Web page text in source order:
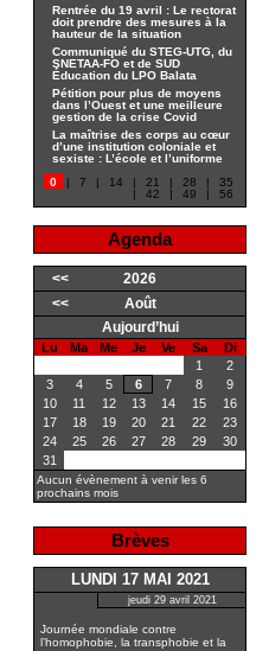
Rentrée du 19 avril : Le rectorat
doit prendre des mesures à la
hauteur de la situation
Communiqué du STEG-UTG, du
SNETAA-FO et de SUD
Éducation du LPO Balata
Pétition pour plus de moyens
dans l’Ouest et une meilleure
gestion de la crise Covid
La maîtrise des corps au cœur
d’une institution coloniale et
sexiste : L’école et l’uniforme
0
| 7 | 14 | 21 | 28 |
35
|
42 | 49 | 56
Agenda
<<
2026
<<
Août
Aujourd’hui
Lu Ma Me Je Ve Sa
Di
1
2
3
4 5 6 7 8
9
10
11 12 13 14 15
16
17
18 19 20 21 22
23
24
25 26 27 28 29
30
31
Aucun évènement à venir les 6
prochains mois
Brèves
LUNDI 17 MAI 2021
jeudi 29 avril 2021
Journée mondiale contre
l’homophobie, la transphobie et la